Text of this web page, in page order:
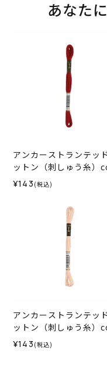
あなた
アンカーストランテッ
ットン（刺しゅう糸）
015
¥143 (税込)
アンカーストランテッ
ットン（刺しゅう糸）
012
¥143 (税込)